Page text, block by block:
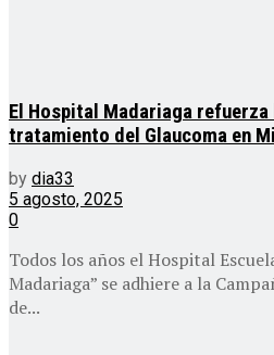
El Hospital Madariaga
tratamiento del Glaucoma en
by dia33
5 agosto, 2025
0
Todos los años el Hospital
Madariaga” se adhiere a la
de...